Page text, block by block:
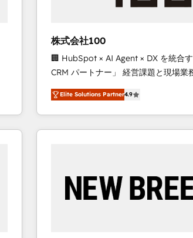
株式会社100
🏢 HubSpot × AI Agent × DX を統合
CRM パートナー」 経営課題と現場業務をつなぐAIネイ
ティブ・エージェンシーとして、
力で顧客フロント業務を再設計します。 💡 100inc は
をする会社か？ HubSpotを共通基盤
トを組み込んだ顧客フロント業務（
を、CRMを軸とした全社共通基盤に再
思決定者・PMO・現場担当者に並走しま
Elite Solutions Partner4.9